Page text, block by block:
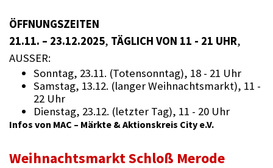
ÖFFNUNGSZEITEN
21.11. – 23.12.2025, TÄGLICH VON 11 - 21 UHR,
AUSSER:
Sonntag, 23.11. (Totensonntag), 18 - 21 Uhr
Samstag, 13.12. (langer Weihnachtsmarkt), 11 -
22 Uhr
Dienstag, 23.12. (letzter Tag), 11 - 20 Uhr
Infos von MAC – Märkte & Aktionskreis City e.V.
Weihnachtsmarkt Schloß Merode